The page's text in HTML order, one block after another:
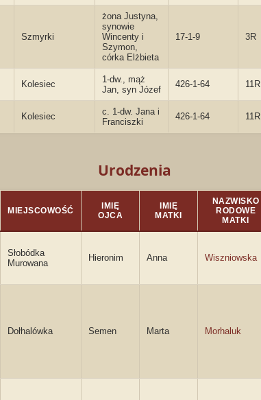
Szmyrki
żona Justyna,
synowie
Wincenty i
Szymon,
córka Elżbieta
17-1-9 3R
Kolesiec
1-dw., mąż
Jan, syn Józef
426-1-64 11R
Kolesiec
c. 1-dw. Jana i
Franciszki
426-1-64 11R
Urodzenia
MIEJSCOWOŚĆ
IMIĘ
OJCA
IMIĘ
MATKI
NAZWISKO
RODOWE
MATKI
Słobódka
Murowana
Hieronim Anna Wiszniowska
Dołhalówka Semen Marta Morhaluk